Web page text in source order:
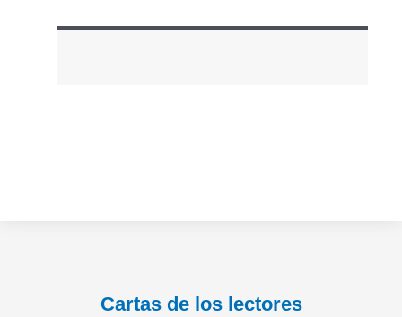
Cartas de los lectores